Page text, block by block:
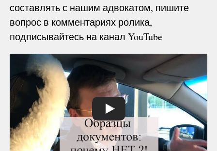
составлять с нашим адвокатом, пишите
вопрос в комментариях ролика,
подписывайтесь на канал YouTube